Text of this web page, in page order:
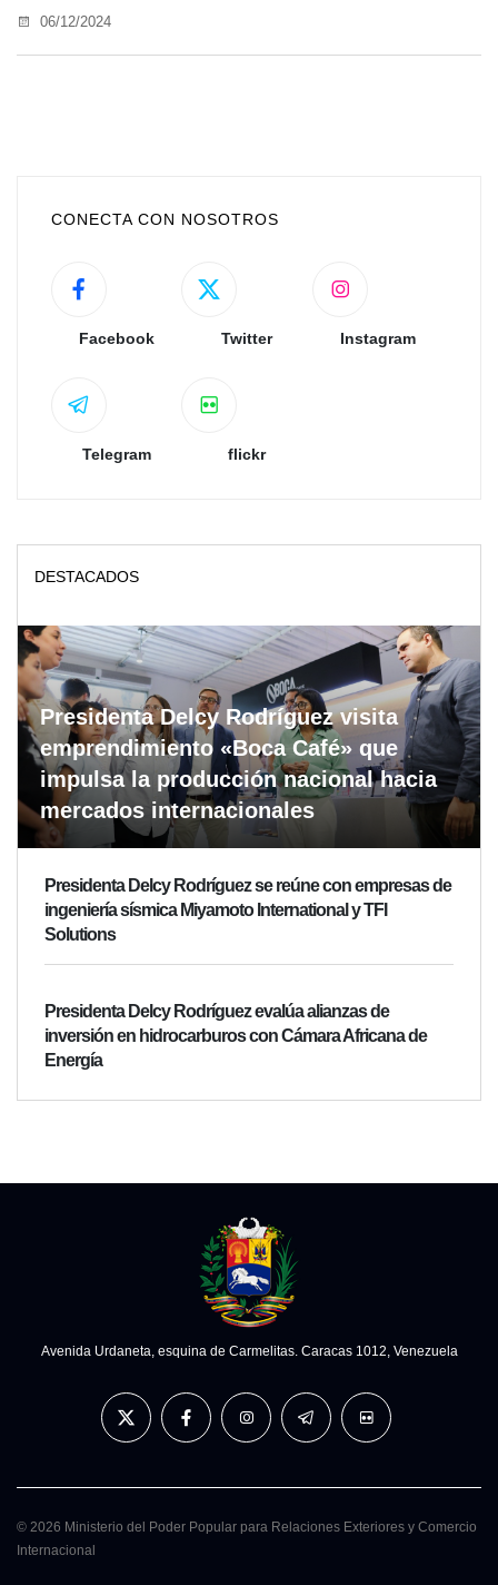
06/12/2024
CONECTA CON NOSOTROS
Facebook Twitter Instagram
Telegram flickr
DESTACADOS
Presidenta Delcy Rodríguez visita
emprendimiento «Boca Café» que
impulsa la producción nacional hacia
mercados internacionales
Presidenta Delcy Rodríguez se reúne con empresas de
ingeniería sísmica Miyamoto International y TFI
Solutions
Presidenta Delcy Rodríguez evalúa alianzas de
inversión en hidrocarburos con Cámara Africana de
Energía
Avenida Urdaneta, esquina de Carmelitas. Caracas 1012, Venezuela
© 2026 Ministerio del Poder Popular para Relaciones Exteriores y Comercio
Internacional